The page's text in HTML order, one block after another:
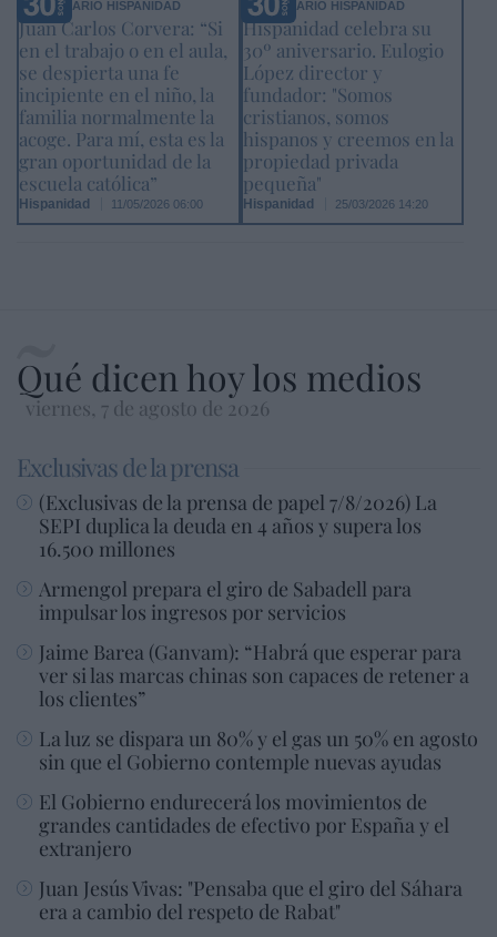
ANIVERSARIO HISPANIDAD
Juan Carlos Corvera: “Si
en el trabajo o en el aula,
se despierta una fe
incipiente en el niño, la
familia normalmente la
acoge. Para mí, esta es la
gran oportunidad de la
escuela católica”
Hispanidad 11/05/2026 06:00
ANIVERSARIO HISPANIDAD
Hispanidad celebra su
30º aniversario. Eulogio
López director y
fundador: "Somos
cristianos, somos
hispanos y creemos en la
propiedad privada
pequeña"
Hispanidad 25/03/2026 14:20
Qué dicen hoy los medios
viernes, 7 de agosto de 2026
Exclusivas de la prensa
(Exclusivas de la prensa de papel 7/8/2026) La
SEPI duplica la deuda en 4 años y supera los
16.500 millones
Armengol prepara el giro de Sabadell para
impulsar los ingresos por servicios
Jaime Barea (Ganvam): “Habrá que esperar para
ver si las marcas chinas son capaces de retener a
los clientes”
La luz se dispara un 80% y el gas un 50% en agosto
sin que el Gobierno contemple nuevas ayudas
El Gobierno endurecerá los movimientos de
grandes cantidades de efectivo por España y el
extranjero
Juan Jesús Vivas: "Pensaba que el giro del Sáhara
era a cambio del respeto de Rabat"